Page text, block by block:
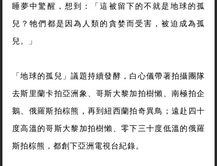
睡夢中驚醒，想到：「這被留下的不就是地球的孤
兒？牠們都是因為人類的貪婪而受害，被迫成為孤
兒。」
「地球的孤兒」議題持續發酵，白心儀帶著拍攝團隊
去斯里蘭卡拍亞洲象、哥斯大黎加拍樹懶、南極拍企
鵝、俄羅斯拍棕熊，再到紐西蘭拍奇異鳥；遠赴四十
度高溫的哥斯大黎加拍樹懶、零下三十度低溫的俄羅
斯拍棕熊，都創下亞洲電視台紀錄。